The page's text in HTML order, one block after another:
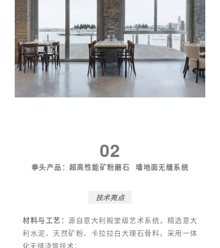
02
拳头产品： 超高性能矿粉磨石 墙地面无缝系统
技术亮点
材料与工艺： 源自意大利殿堂级艺术系统，精选意大
利水泥、天然矿粉、卡拉拉白大理石骨料，采用一体
化无缝浇筑技术；